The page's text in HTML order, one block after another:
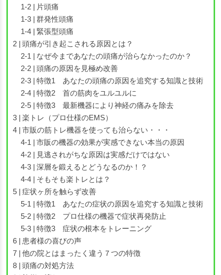
片頭痛
群発性頭痛
緊張型頭痛
頭痛が引き起こされる原因とは？
なぜ今まであなたの頭痛が治らなかったのか？
頭痛の原因を見極め改善
特徴1 あなたの頭痛の原因を追究する知識と技術
特徴2 首の筋肉をユルユルに
特徴3 最新機器により神経の痛みを除去
楽トレ（プロ仕様のEMS）
市販の筋トレ機器を使っても治らない・・・
市販の機器の効果が実感できない本当の原因
見逃されがちな原因は実感だけではない
深層を鍛えるとどうなるのか！？
そもそも楽トレとは？
症状ヶ所を触らず改善
特徴1 あなたの症状の原因を追究する知識と技術
特徴2 プロ仕様の機器で症状再発防止
特徴3 症状の根本をトレーニング
患者様の喜びの声
他の院とはまったく違う７つの特徴
頭痛の対処方法